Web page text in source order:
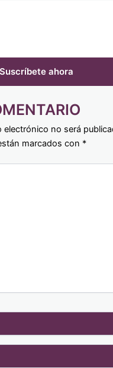
electrónico no será
marcados con *